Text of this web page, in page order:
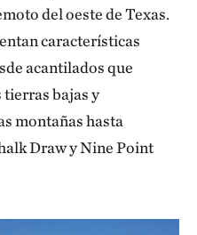
del oeste de Texas.
características
acantilados que
tierras bajas y
montañas hasta
Draw y Nine Point